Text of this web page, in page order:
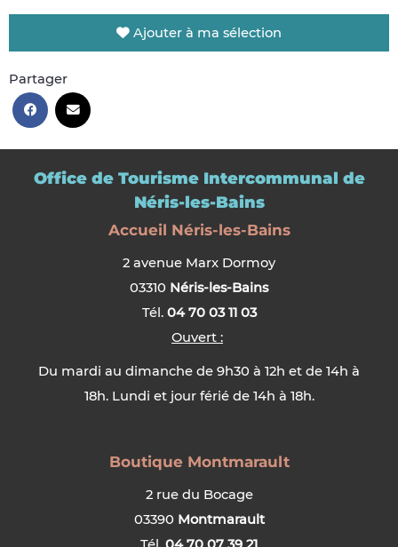
Ajouter à ma sélection
Partager
Office de Tourisme Intercommunal de
Néris-les-Bains
Accueil Néris-les-Bains
2 avenue Marx Dormoy
03310 Néris-les-Bains
Tél. 04 70 03 11 03
Ouvert :
Du mardi au dimanche de 9h30 à 12h et de 14h à
18h. Lundi et jour férié de 14h à 18h.
Boutique Montmarault
2 rue du Bocage
03390 Montmarault